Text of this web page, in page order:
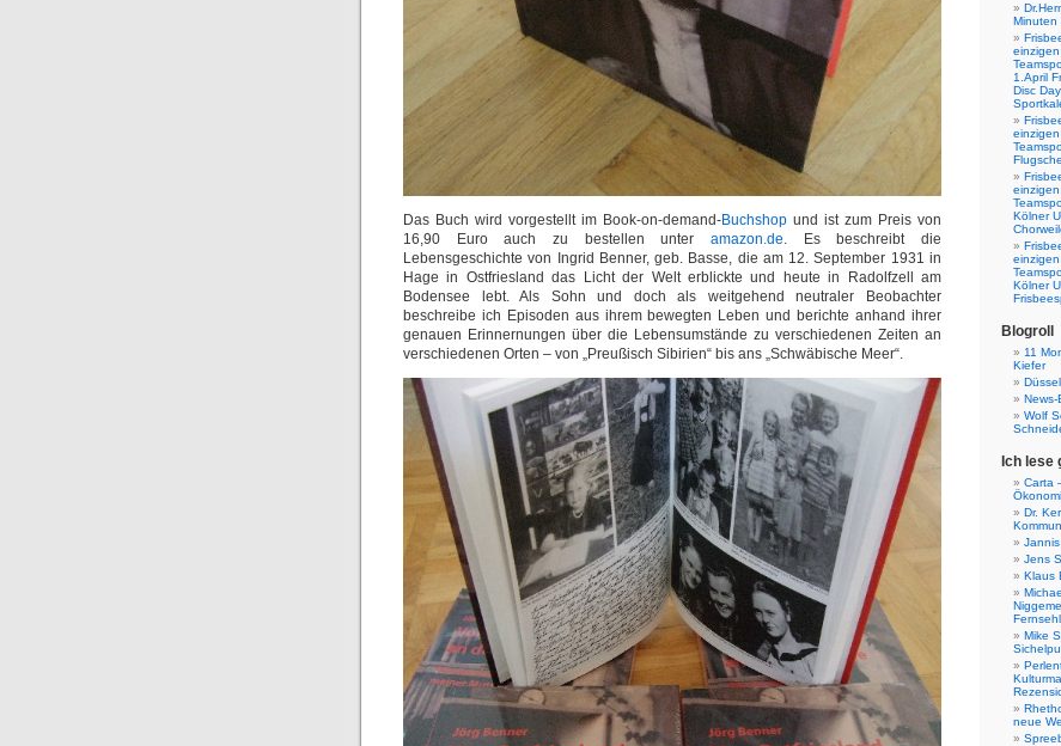
Das Buch wird vorgestellt im Book-on-demand-Buchshop und ist zum Preis von
16,90 Euro auch zu bestellen unter amazon.de. Es beschreibt die
Lebensgeschichte von Ingrid Benner, geb. Basse, die am 12. September 1931 in
Hage in Ostfriesland das Licht der Welt erblickte und heute in Radolfzell am
Bodensee lebt. Als Sohn und doch als weitgehend neutraler Beobachter
beschreibe ich Episoden aus ihrem bewegten Leben und berichte anhand ihrer
genauen Erinnernungen über die Lebensumstände zu verschiedenen Zeiten an
verschiedenen Orten – von „Preußisch Sibirien“ bis ans „Schwäbische Meer“.
Minuten
1.April
Disc
Kölner
Kölner
Blogroll
11
Kiefer
News-
Wolf
Ich lese
Carta
Dr.
Jens
Klaus
Mike
neue